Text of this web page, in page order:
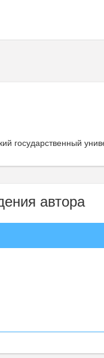
государственный
автора